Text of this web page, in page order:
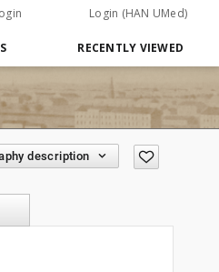
Login (HAN UMed)
RECENTLY VIEWED
description